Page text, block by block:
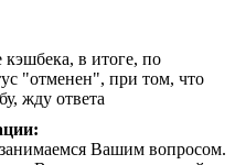
кэшбека, в итоге, по
"отменен", при том, что
жду ответа
Вашим вопросом.